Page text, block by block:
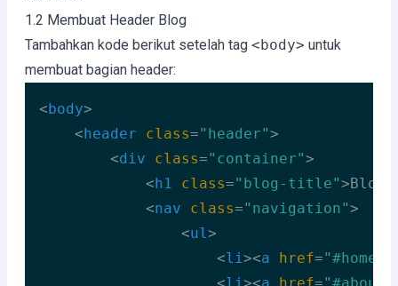
1.2 Membuat Header Blog
Tambahkan kode berikut setelah tag <body> untuk
membuat bagian header:
<body>
<header class="header">
<div class="container">
<h1 class="blog-title">Blog
<nav class="navigation">
<ul>
<li><a href="#home"